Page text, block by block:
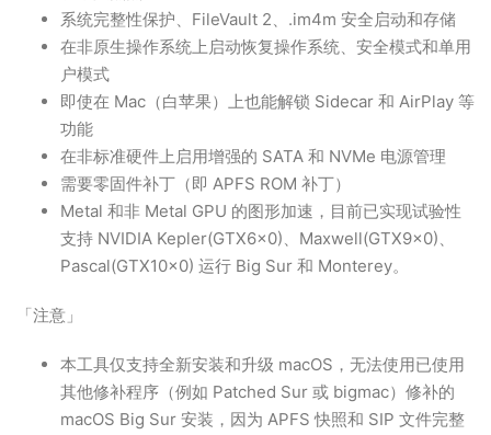
系统完整性保护、FileVault 2、.im4m 安全启动和存储
在非原生操作系统上启动恢复操作系统、安全模式和单用
户模式
即使在 Mac（白苹果）上也能解锁 Sidecar 和 AirPlay 等
功能
在非标准硬件上启用增强的 SATA 和 NVMe 电源管理
需要零固件补丁（即 APFS ROM 补丁）
Metal 和非 Metal GPU 的图形加速，目前已实现试验性
支持 NVIDIA Kepler(GTX6x0)、Maxwell(GTX9x0)、
Pascal(GTX10x0) 运行 Big Sur 和 Monterey。
「注意」
本工具仅支持全新安装和升级 macOS，无法使用已使用
其他修补程序（例如 Patched Sur 或 bigmac）修补的
macOS Big Sur 安装，因为 APFS 快照和 SIP 文件完整